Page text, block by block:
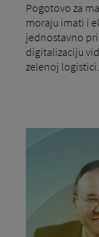
Pogotovo za
moraju imati i
jednostavno
digitalizaciju
zelenoj logistici.